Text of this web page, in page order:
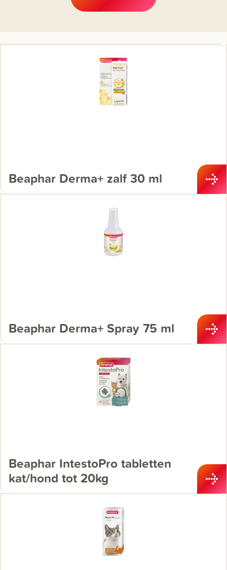
Beaphar Derma+ zalf 30 ml
Beaphar Derma+ Spray 75 ml
Beaphar IntestoPro tabletten
kat/hond tot 20kg